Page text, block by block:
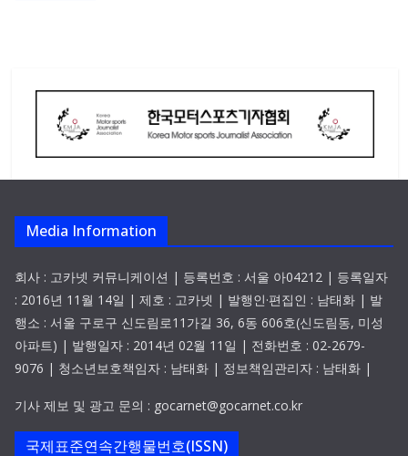
Media Information
회사 : 고카넷 커뮤니케이션 | 등록번호 : 서울 아04212 | 등록일자
: 2016년 11월 14일 | 제호 : 고카넷 | 발행인·편집인 : 남태화 | 발
행소 : 서울 구로구 신도림로11가길 36, 6동 606호(신도림동, 미성
아파트) | 발행일자 : 2014년 02월 11일 | 전화번호 : 02-2679-
9076 | 청소년보호책임자 : 남태화 | 정보책임관리자 : 남태화 |
기사 제보 및 광고 문의 : gocarnet@gocarnet.co.kr
국제표준연속간행물번호(ISSN)